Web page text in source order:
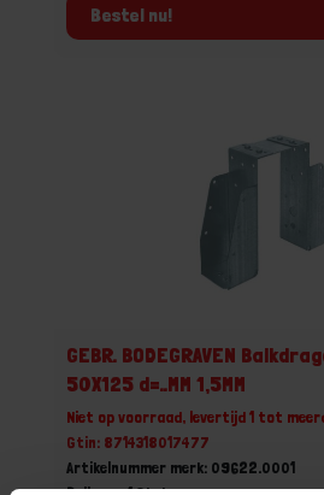
Bestel nu!
GEBR. BODEGRAVEN
50X125 d=..MM 1,5MM
Niet op voorraad, levertijd 1 tot
Gtin: 8714318017477
Artikelnummer merk: 09622.0001